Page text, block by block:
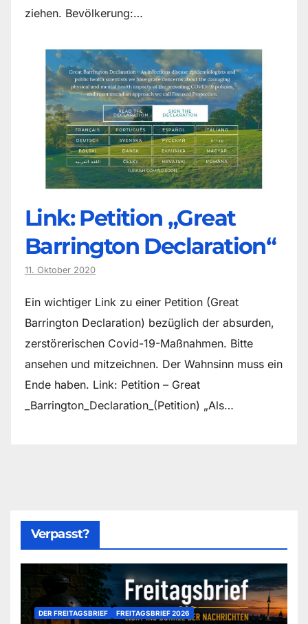
ziehen. Bevölkerung:…
Link: Petition „Great
Barrington Declaration“
11. Oktober 2020
Ein wichtiger Link zu einer Petition (Great
Barrington Declaration) bezüglich der absurden,
zerstörerischen Covid-19-Maßnahmen. Bitte
ansehen und mitzeichnen. Der Wahnsinn muss ein
Ende haben. Link: Petition – Great
_Barrington_Declaration_(Petition) „Als…
Verpasst?
DER FREITAGSBRIEF FREITAGSBRIEF 2026